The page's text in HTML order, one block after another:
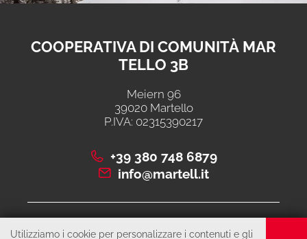
COOPERATIVA DI COMUNITÀ MAR
TELLO 3B
Meiern 96
39020 Martello
P.IVA: 02315390217
+39 380 748 6879
info@martell.it
Utilizziamo i cookie per personalizzare i contenuti e gli